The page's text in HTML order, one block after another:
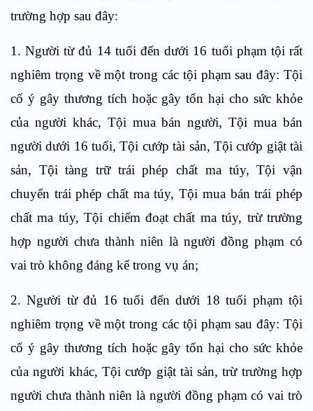
trường hợp sau đây:
1. Người từ đủ 14 tuổi đến dưới 16 tuổi phạm tội rất
nghiêm trọng về một trong các tội phạm sau đây: Tội
cố ý gây thương tích hoặc gây tổn hại cho sức khỏe
của người khác, Tội mua bán người, Tội mua bán
người dưới 16 tuổi, Tội cướp tài sản, Tội cướp giật tài
sản, Tội tàng trữ trái phép chất ma túy, Tội vận
chuyển trái phép chất ma túy, Tội mua bán trái phép
chất ma túy, Tội chiếm đoạt chất ma túy, trừ trường
hợp người chưa thành niên là người đồng phạm có
vai trò không đáng kể trong vụ án;
2. Người từ đủ 16 tuổi đến dưới 18 tuổi phạm tội
nghiêm trọng về một trong các tội phạm sau đây: Tội
cố ý gây thương tích hoặc gây tổn hại cho sức khỏe
của người khác, Tội cướp giật tài sản, trừ trường hợp
người chưa thành niên là người đồng phạm có vai trò